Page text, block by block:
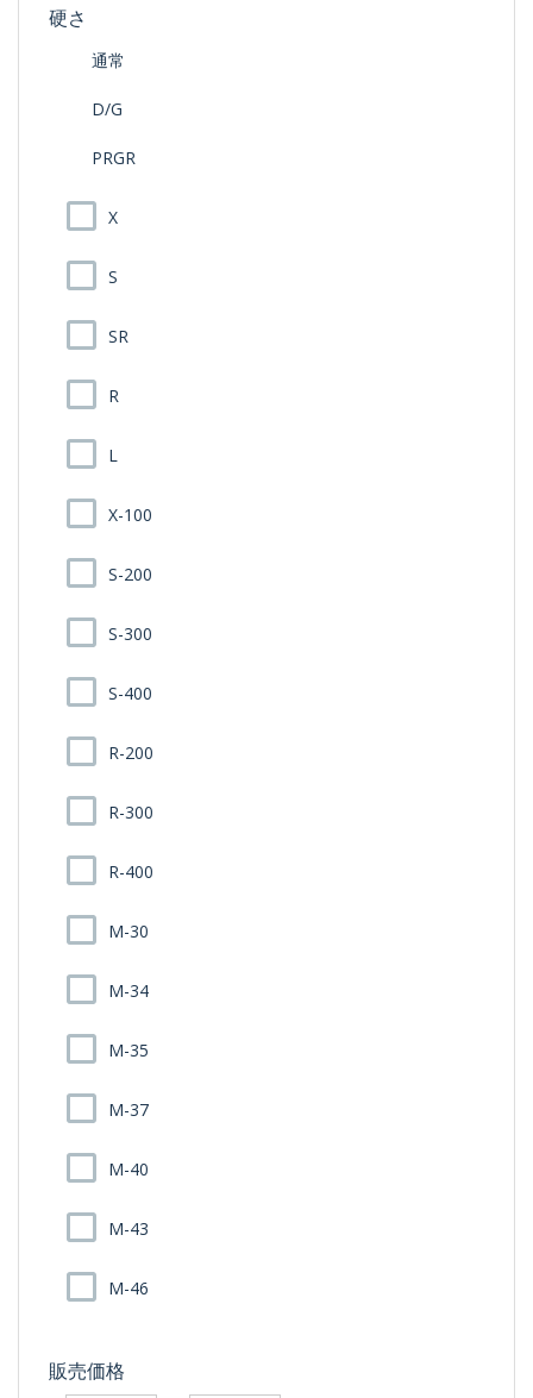
硬さ
通常
D/G
PRGR
X
S
SR
R
L
X-100
S-200
S-300
S-400
R-200
R-300
R-400
M-30
M-34
M-35
M-37
M-40
M-43
M-46
販売価格